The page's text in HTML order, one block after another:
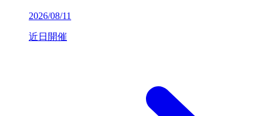
2026/08/11
近日開催